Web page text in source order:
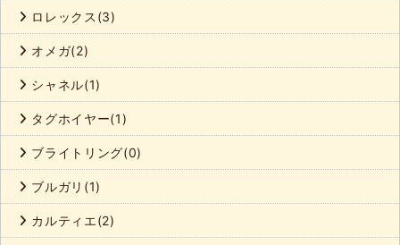
ロレックス(3)
オメガ(2)
シャネル(1)
タグホイヤー(1)
ブライトリング(0)
ブルガリ(1)
カルティエ(2)